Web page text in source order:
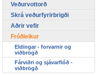
Veðurvottorð
Skrá veðurfyrirbrigði
Aðrir vefir
Fróðleikur
Eldingar - forvarnir og
viðbrögð
Fárviðri og sjávarflóð -
viðbrögð